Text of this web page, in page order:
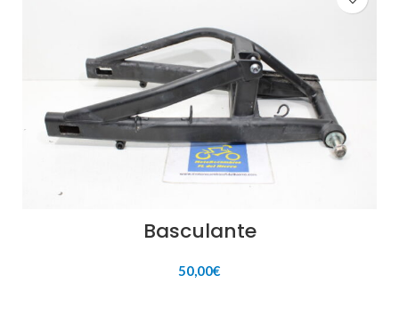
Basculante
50,00€